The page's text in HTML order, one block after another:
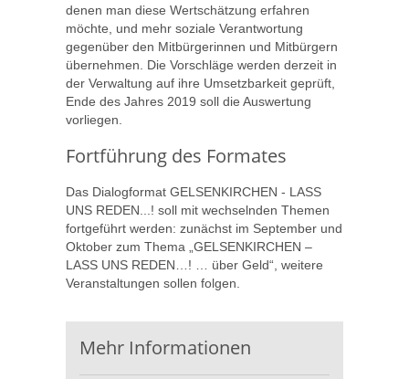
denen man diese Wertschätzung erfahren
möchte, und mehr soziale Verantwortung
gegenüber den Mitbürgerinnen und Mitbürgern
übernehmen. Die Vorschläge werden derzeit in
der Verwaltung auf ihre Umsetzbarkeit geprüft,
Ende des Jahres 2019 soll die Auswertung
vorliegen.
Fortführung des Formates
Das Dialogformat GELSENKIRCHEN - LASS
UNS REDEN...! soll mit wechselnden Themen
fortgeführt werden: zunächst im September und
Oktober zum Thema „GELSENKIRCHEN –
LASS UNS REDEN…! … über Geld“, weitere
Veranstaltungen sollen folgen.
Mehr Informationen